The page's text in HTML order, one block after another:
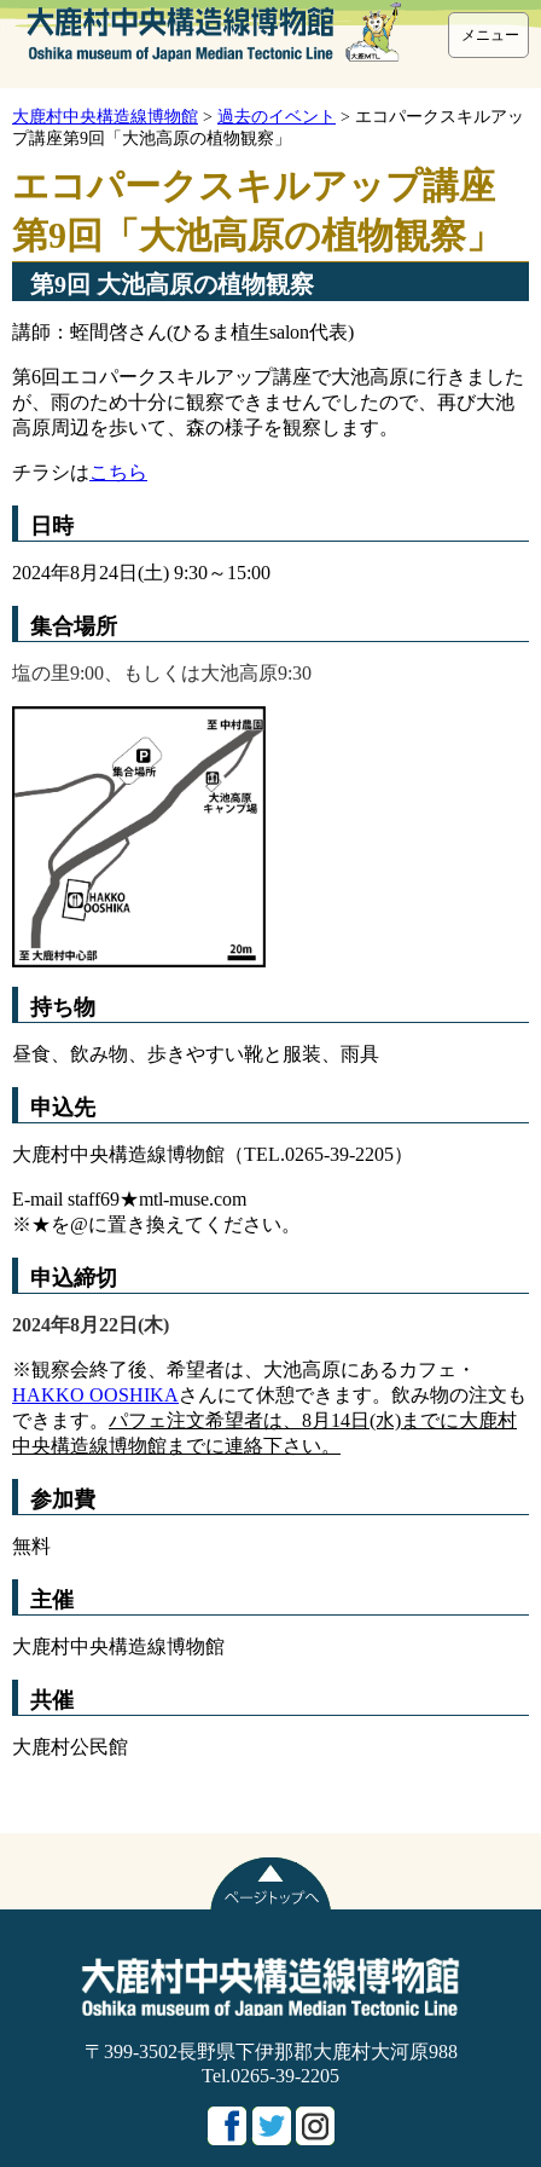
メニュー
大鹿村中央構造線博物館 > 過去のイベント > エコパークスキルアッ
プ講座第9回「大池高原の植物観察」
エコパークスキルアップ講座
第9回「大池高原の植物観察」
第9回 大池高原の植物観察
講師：蛭間啓さん(ひるま植生salon代表)
第6回エコパークスキルアップ講座で大池高原に行きました
が、雨のため十分に観察できませんでしたので、再び大池
高原周辺を歩いて、森の様子を観察します。
チラシはこちら
日時
2024年8月24日(土) 9:30～15:00
集合場所
塩の里9:00、もしくは大池高原9:30
持ち物
昼食、飲み物、歩きやすい靴と服装、雨具
申込先
大鹿村中央構造線博物館（TEL.0265-39-2205）
E-mail staff69★mtl-muse.com
※★を@に置き換えてください。
申込締切
2024年8月22日(木)
※観察会終了後、希望者は、大池高原にあるカフェ・
HAKKO OOSHIKA さんにて休憩できます。飲み物の注文も
できます。 パフェ注文希望者は、8月14日(水)までに大鹿村
中央構造線博物館までに連絡下さい。
参加費
無料
主催
大鹿村中央構造線博物館
共催
大鹿村公民館
〒399-3502長野県下伊那郡大鹿村大河原988
Tel.0265-39-2205